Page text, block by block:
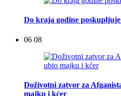
Do kraja godine
06 08
Doživotni zatvor za
majku i kćer